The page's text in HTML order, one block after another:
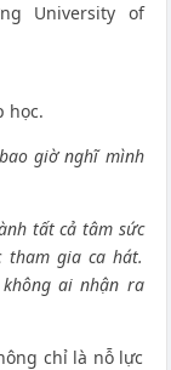
University of
học.
giờ nghĩ mình
tất cả tâm sức
tham gia ca hát.
ai nhận ra
chỉ là nỗ lực